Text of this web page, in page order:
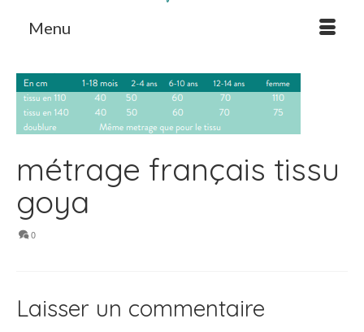
Menu
métrage français tissu
goya
0
Laisser un commentaire